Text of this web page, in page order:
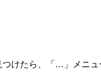
けたら、「…」メニュ